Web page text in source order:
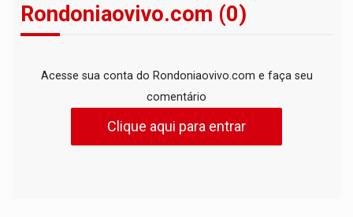
Rondoniaovivo.com (0)
Acesse sua conta do Rondoniaovivo.com e faça seu
comentário
Clique aqui para entrar